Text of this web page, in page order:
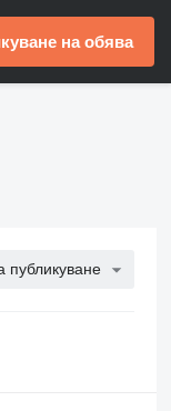
на обява
публикуване